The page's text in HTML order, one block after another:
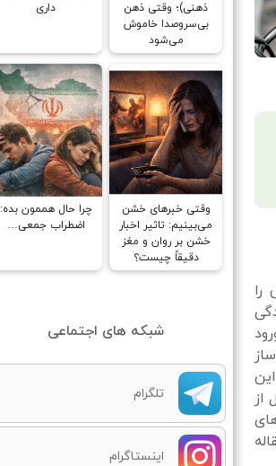
را
از
ذهنی)؛ وقتی ذهن
بی‌سروصدا خاموش
می‌شود
داری
وقتی خبرهای خشن
می‌بینیم: تاثیر اخبار
خشن بر روان و مغز
دقیقاً چیست؟
چرا حال هممون بده:
اضطراب جمعی…
شبکه های اجتماعی
تلگرام
اینستاگرام